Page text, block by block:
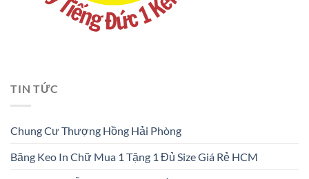
TIN TỨC
Chung Cư Thượng Hồng Hải Phòng
Băng Keo In Chữ Mua 1 Tặng 1 Đủ Size Giá Rẻ HCM